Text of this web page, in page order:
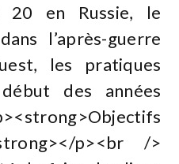
20 en Russie, le
l’après-guerre
les pratiques
des années
p><br />